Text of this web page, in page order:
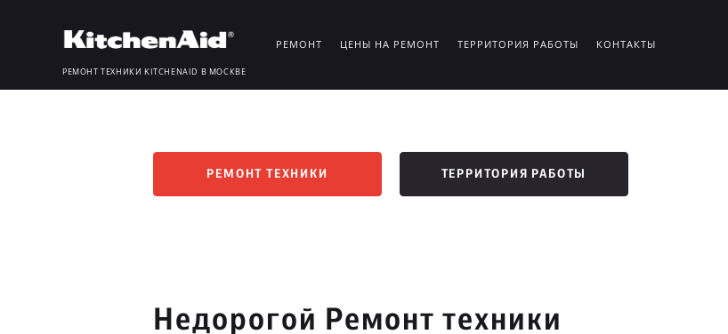
РЕМОНТ ТЕХНИКИ KITCHENAID В МОСКВЕ
РЕМОНТ ЦЕНЫ НА РЕМОНТ ТЕРРИТОРИЯ РАБОТЫ КОНТАКТЫ
РЕМОНТ ТЕХНИКИ ТЕРРИТОРИЯ РАБОТЫ
Недорогой Ремонт техники